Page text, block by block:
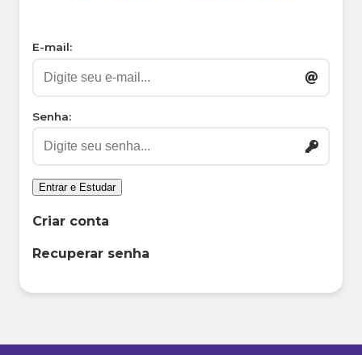
E-mail:
Senha:
Entrar e Estudar
Criar conta
Recuperar senha